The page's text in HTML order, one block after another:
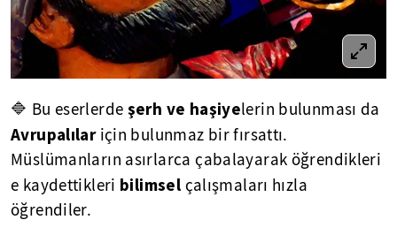
🔷 Bu eserlerde şerh ve haşiyelerin bulunması da
Avrupalılar için bulunmaz bir fırsattı.
Müslümanların asırlarca çabalayarak öğrendikleri
e kaydettikleri bilimsel çalışmaları hızla
öğrendiler.